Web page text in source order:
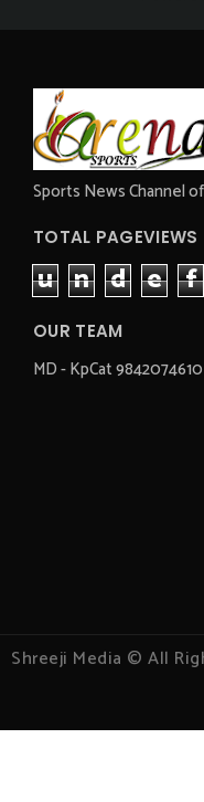
Sports News Channel
TOTAL PAGEVIEWS
u n d e f
OUR TEAM
MD - KpCat
Shreeji Media © All